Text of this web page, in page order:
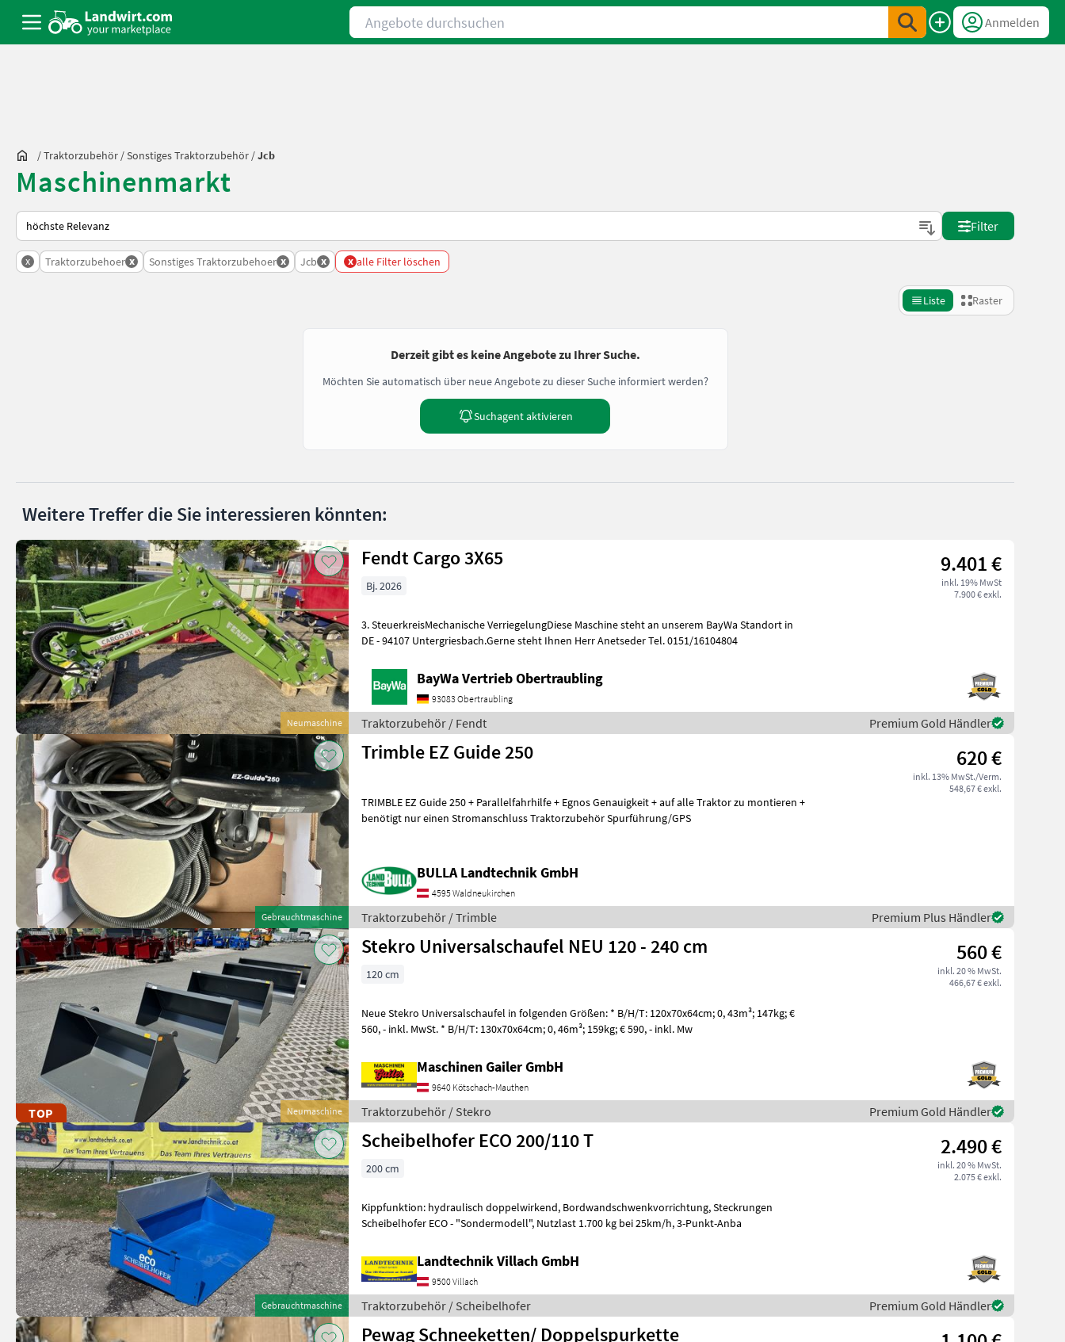
Angebote durchsuchen
Anmelden
/Traktorzubehör /Sonstiges Traktorzubehör /Jcb
Maschinenmarkt
So wird auf Landwirt.com sortiert
Filter
x Traktorzubehoer x Sonstiges Traktorzubehoer x Jcb x x alle Filter löschen
Liste Raster
Derzeit gibt es keine Angebote zu Ihrer Suche.
Möchten Sie automatisch über neue Angebote zu dieser Suche informiert werden?
Suchagent aktivieren
Weitere Treffer die Sie interessieren könnten:
Neumaschine
Fendt Cargo 3X65 9.401 €
inkl. 19% MwSt
7.900 € exkl.
Bj. 2026
3. SteuerkreisMechanische VerriegelungDiese Maschine steht an unserem BayWa Standort in
DE - 94107 Untergriesbach.Gerne steht Ihnen Herr Anetseder Tel. 0151/16104804
BayWa Vertrieb Obertraubling
93083 Obertraubling
Traktorzubehör / Fendt Premium Gold Händler
Gebrauchtmaschine
Trimble EZ Guide 250 620 €
inkl. 13% MwSt./Verm.
548,67 € exkl.
TRIMBLE EZ Guide 250 + Parallelfahrhilfe + Egnos Genauigkeit + auf alle Traktor zu montieren +
benötigt nur einen Stromanschluss Traktorzubehör Spurführung/GPS
BULLA Landtechnik GmbH
4595 Waldneukirchen
Traktorzubehör / Trimble Premium Plus Händler
TOP Neumaschine
Stekro Universalschaufel NEU 120 - 240 cm 560 €
inkl. 20 % MwSt.
466,67 € exkl.
120 cm
Neue Stekro Universalschaufel in folgenden Größen: * B/H/T: 120x70x64cm; 0, 43m³; 147kg; €
560, - inkl. MwSt. * B/H/T: 130x70x64cm; 0, 46m³; 159kg; € 590, - inkl. Mw
Maschinen Gailer GmbH
9640 Kötschach-Mauthen
Traktorzubehör / Stekro Premium Gold Händler
Gebrauchtmaschine
Scheibelhofer ECO 200/110 T 2.490 €
inkl. 20 % MwSt.
2.075 € exkl.
200 cm
Kippfunktion: hydraulisch doppelwirkend, Bordwandschwenkvorrichtung, Steckrungen
Scheibelhofer ECO - "Sondermodell", Nutzlast 1.700 kg bei 25km/h, 3-Punkt-Anba
Landtechnik Villach GmbH
9500 Villach
Traktorzubehör / Scheibelhofer Premium Gold Händler
Pewag Schneeketten/ Doppelspurkette